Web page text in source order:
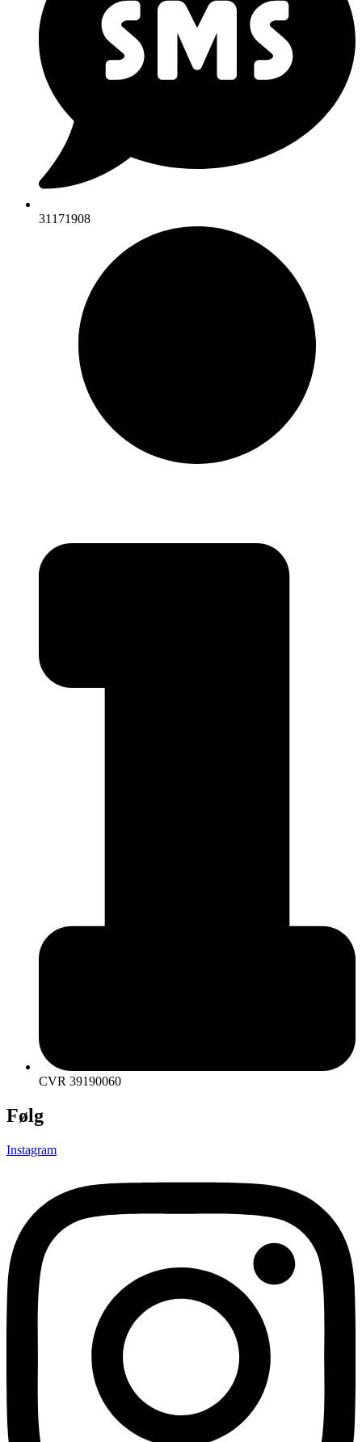
31171908
CVR 39190060
Følg
Instagram